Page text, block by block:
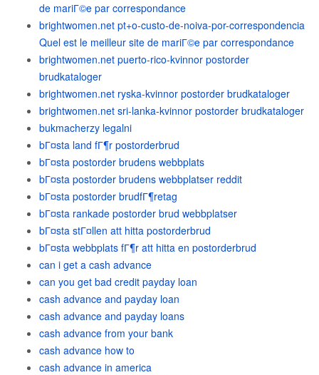
de mariГ©e par correspondance
brightwomen.net pt+o-custo-de-noiva-por-correspondencia
Quel est le meilleur site de mariГ©e par correspondance
brightwomen.net puerto-rico-kvinnor postorder
brudkataloger
brightwomen.net ryska-kvinnor postorder brudkataloger
brightwomen.net sri-lanka-kvinnor postorder brudkataloger
bukmacherzy legalni
bГ¤sta land fГ¶r postorderbrud
bГ¤sta postorder brudens webbplats
bГ¤sta postorder brudens webbplatser reddit
bГ¤sta postorder brudfГ¶retag
bГ¤sta rankade postorder brud webbplatser
bГ¤sta stГ¤llen att hitta postorderbrud
bГ¤sta webbplats fГ¶r att hitta en postorderbrud
can i get a cash advance
can you get bad credit payday loan
cash advance and payday loan
cash advance and payday loans
cash advance from your bank
cash advance how to
cash advance in america